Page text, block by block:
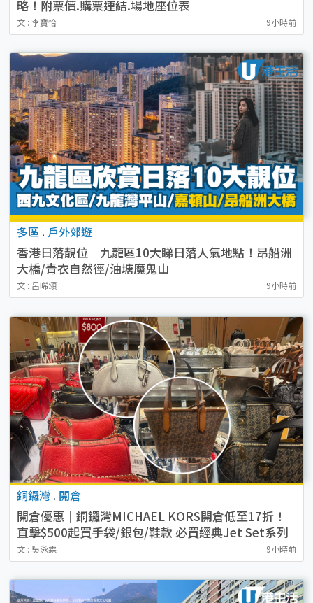
略！附票價.購票連結.場地座位表
文 : 李寶怡 9小時前
多區 . 戶外郊遊
香港日落靚位｜九龍區10大睇日落人氣地點！昂船洲
大橋/青衣自然徑/油塘魔鬼山
文 : 呂晞頌 9小時前
銅鑼灣 . 開倉
開倉優惠｜銅鑼灣MICHAEL KORS開倉低至17折！
直擊$500起買手袋/銀包/鞋款 必買經典Jet Set系列
文 : 吳泳霖 9小時前